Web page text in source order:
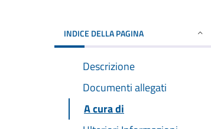
INDICE DELLA PAGINA
Descrizione
Documenti allegati
A cura di